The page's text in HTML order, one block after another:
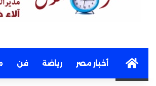
Homeأخبار مصر رياضة فن